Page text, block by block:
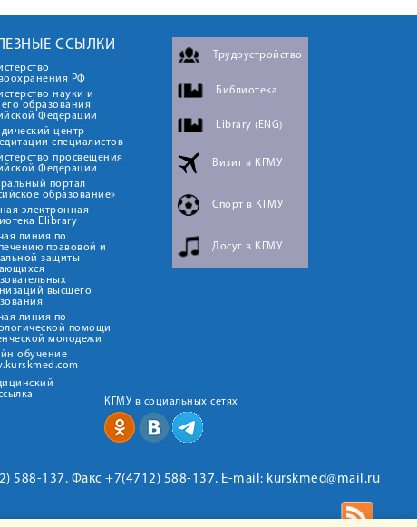
ССЫЛКИ
РФ
науки и
образования
Федерации
центр
специалистов
просвещения
Федерации
портал
образование»
электронная
Elibrary
линия по
правовой и
защиты
высшего
линия по
помощи
молодежи
обучение
Трудоустройство
Библиотека
Library (ENG)
Визит в КГМУ
Спорт в КГМУ
Досуг в КГМУ
КГМУ в социальных сетях
588-137. Факс +7(4712) 588-137. E-mail: kurskmed@mail.ru